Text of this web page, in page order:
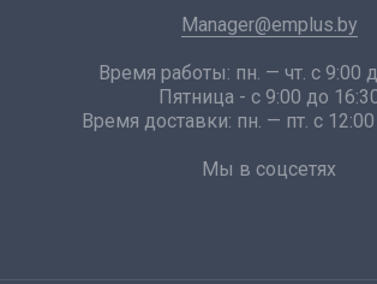
Manager@emplus.by
Время работы: пн. — чт. с 9:00
Пятница - с 9:00 до
Время доставки: пн. — пт. с
Мы в соцсетях